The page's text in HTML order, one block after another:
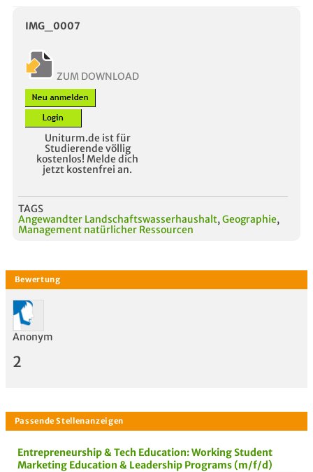
IMG_0007
ZUM DOWNLOAD
Uniturm.de ist für
Studierende völlig
kostenlos! Melde dich
jetzt kostenfrei an.
TAGS
Angewandter Landschaftswasserhaushalt, Geographie,
Management natürlicher Ressourcen
Anonym
2
Entrepreneurship & Tech Education: Working Student
Marketing Education & Leadership Programs (m/f/d)